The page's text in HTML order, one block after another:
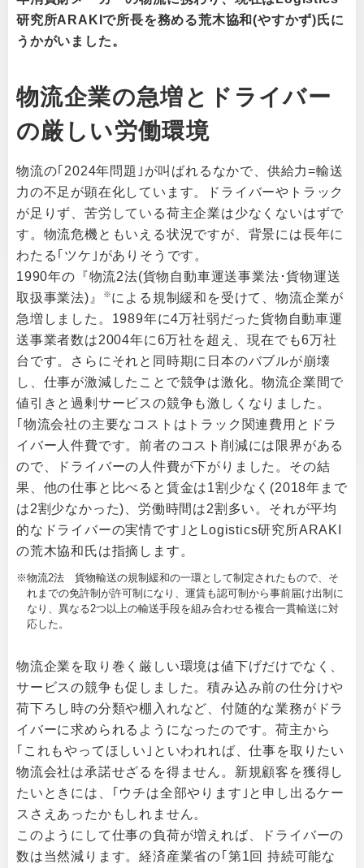
研究所ARAKIで所長を務める荒木協和(やすかず)氏に
うかがいました。
物流企業の急増とドライバー
の厳しい労働環境
物流の｢2024年問題｣が叫ばれるなかで、供給力=輸送
力の不足が顕在化しています。ドライバーやトラック
が足りず、苦労している荷主企業は少なくないはずで
す。物流危機ともいえる状況ですが、背景には長年に
わたる｢ツケ｣がありそうです。
1990年の『物流2法(貨物自動車運送事業法･貨物運送
取扱事業法)』
※による規制緩和を受けて、物流企業が
急増しました。1989年に4万社弱だった貨物自動車運
送事業者数は2004年に6万社を超え、現在でも6万社
台です。さらにそれと同時期に日本のバブルが崩壊
し、仕事が激減したことで競争は激化。物流企業間で
値引きと過剰サービスの競争も激しくなりました。
｢物流会社の主要なコストはトラック関連費用とドラ
イバー人件費です。前者のコスト削減には限界がある
ので、ドライバーの人件費が下がりました。その結
果、他の仕事と比べると賃金は1割少なく(2018年まで
は2割少なかった)、労働時間は2割多い。それが平均
的なドライバーの実情です｣とLogistics研究所ARAKI
の荒木協和氏は指摘します。
物流2法 貨物輸送の規制緩和の一環として制定されたもので、そ
れまでの免許制が許可制になり、運賃も認可制から事前届け出制に
なり、異なる2つ以上の輸送手段を組み合わせる複合一貫輸送に対
応した。
物流企業を取り巻く厳しい環境は値下げだけでなく、
サービスの競争も促しました。積み込み前の仕分けや
荷下ろし時の分類や棚入れなど、付随的な業務がドラ
イバーに求められるようになったのです。荷主から
｢これもやってほしい｣といわれれば、仕事を取りたい
物流会社は承諾せざるを得ません。新規顧客を獲得し
たいときには、｢ウチは全部やります｣と申し出るケー
スさえあったかもしれません。
このようにして仕事の負荷が増えれば、ドライバーの
数は当然減ります。経済産業省の｢第1回 持続可能な